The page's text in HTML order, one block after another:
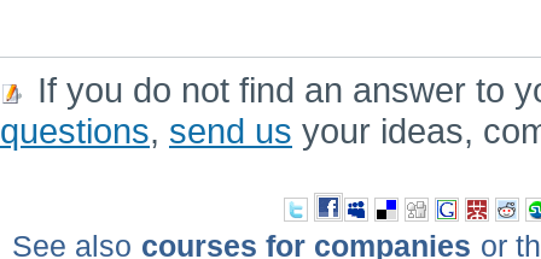
If you do not find an answer to
questions, send us your ideas,
See also courses for companies or